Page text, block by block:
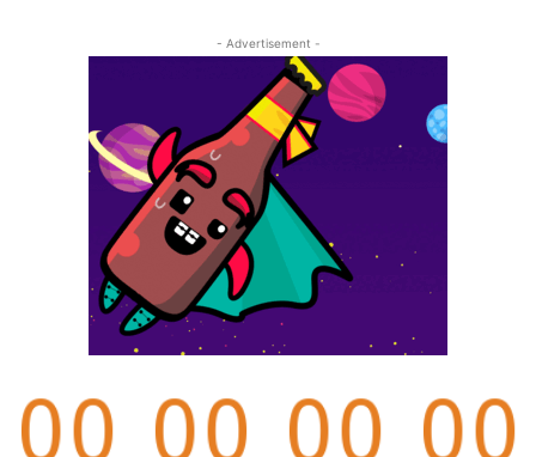
- Advertisement -